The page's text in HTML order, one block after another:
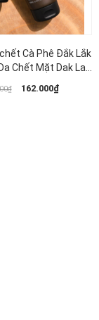
Cà Phê Đắk Lắk
Chết Mặt Dak Lak
150ml
162.000₫